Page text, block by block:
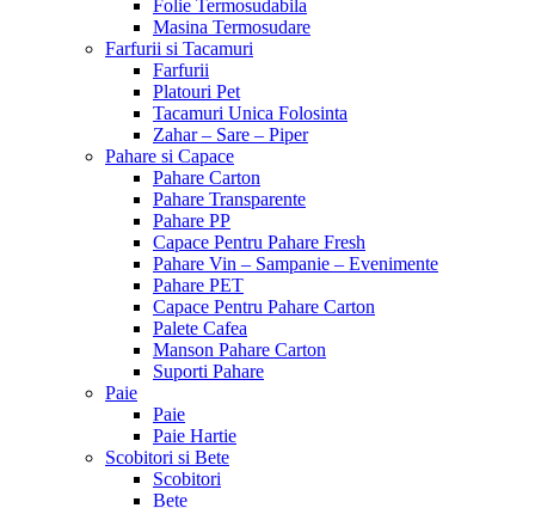
Folie Termosudabila
Masina Termosudare
Farfurii si Tacamuri
Farfurii
Platouri Pet
Tacamuri Unica Folosinta
Zahar – Sare – Piper
Pahare si Capace
Pahare Carton
Pahare Transparente
Pahare PP
Capace Pentru Pahare Fresh
Pahare Vin – Sampanie – Evenimente
Pahare PET
Capace Pentru Pahare Carton
Palete Cafea
Manson Pahare Carton
Suporti Pahare
Paie
Paie
Paie Hartie
Scobitori si Bete
Scobitori
Bete